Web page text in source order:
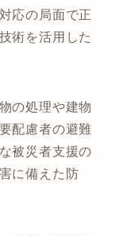
応の局面で正
術を活用した
の処理や建物
配慮者の避難
被災者支援の
に備えた防